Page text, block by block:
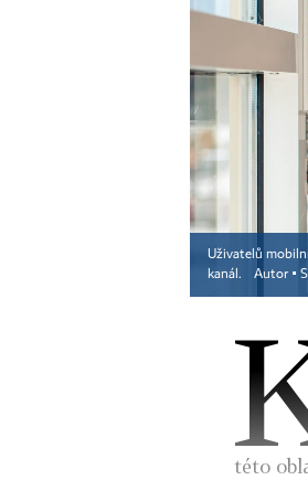
Uživatelů
kanál.
Autor ▪
této